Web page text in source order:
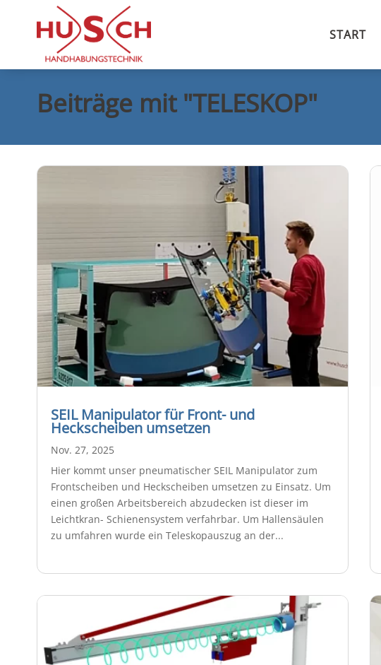
START
Beiträge mit "TELESKOP"
SEIL Manipulator für Front- und
Heckscheiben umsetzen
Nov. 27, 2025
Hier kommt unser pneumatischer SEIL Manipulator zum
Frontscheiben und Heckscheiben umsetzen zu Einsatz. Um
einen großen Arbeitsbereich abzudecken ist dieser im
Leichtkran- Schienensystem verfahrbar. Um Hallensäulen
zu umfahren wurde ein Teleskopauszug an der...